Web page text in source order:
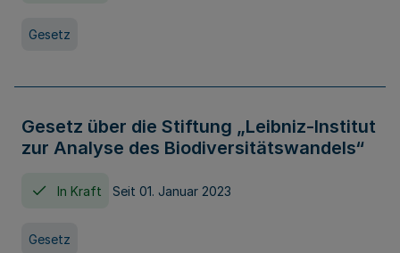
Gesetz
Gesetz über die Stiftung „Leibniz-Institut
zur Analyse des Biodiversitätswandels“
In Kraft Seit 01. Januar 2023
Gesetz